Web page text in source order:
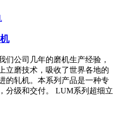
们公司几年的磨机生产经验，
立磨技术，吸收了世界各地的
的轧机。本系列产品是一种专
分级和交付。 LUM系列超细立